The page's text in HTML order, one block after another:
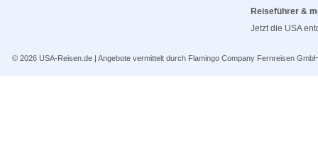
Reiseführer &
Jetzt die USA
© 2026 USA-Reisen.de | Angebote vermittelt durch Flamingo Company Fernreisen